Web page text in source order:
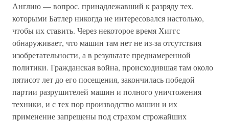
Англию — вопрос, принадлежавший к разряду тех,
которыми Батлер никогда не интересовался настолько,
чтобы их ставить. Через некоторое время Хиггс
обнаруживает, что машин там нет не из-за отсутствия
изобретательности, а в результате преднамеренной
политики. Гражданская война, происходившая там около
пятисот лет до его посещения, закончилась победой
партии разрушителей машин и полного уничтожения
техники, и с тех пор производство машин и их
применение запрещены под страхом строжайших